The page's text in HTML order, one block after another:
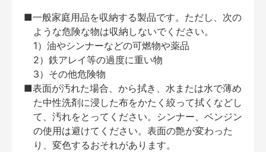
■一般家庭用品を収納する製品です。ただし、次の
ような危険な物は収納しないでください。
1）油やシンナーなどの可燃物や薬品
2）鉄アレイ等の過度に重い物
3）その他危険物
■表面が汚れた場合、から拭き、水または水で薄め
た中性洗剤に浸した布をかたく絞って拭くなどし
て、汚れをとってください。シンナー、ベンジン
の使用は避けてください。表面の艶が変わった
り、変色するおそれがあります。